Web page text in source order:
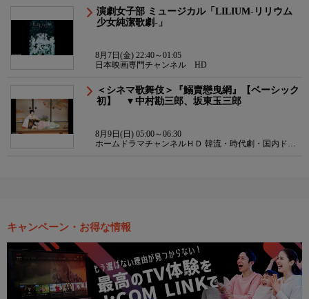
演劇女子部 ミュージカル「LILIUM-リリウム
少女純潔歌劇-」
8月7日(金) 22:40～01:05
日本映画専門チャンネル HD
＜シネマ歌舞伎＞『鰯賣戀曳網』【ベーシック
初】 ▼中村勘三郎、坂東玉三郎
8月9日(日) 05:00～06:30
ホームドラマチャンネルＨＤ 韓流・時代劇・国内ドラ
キャンペーン・お得な情報